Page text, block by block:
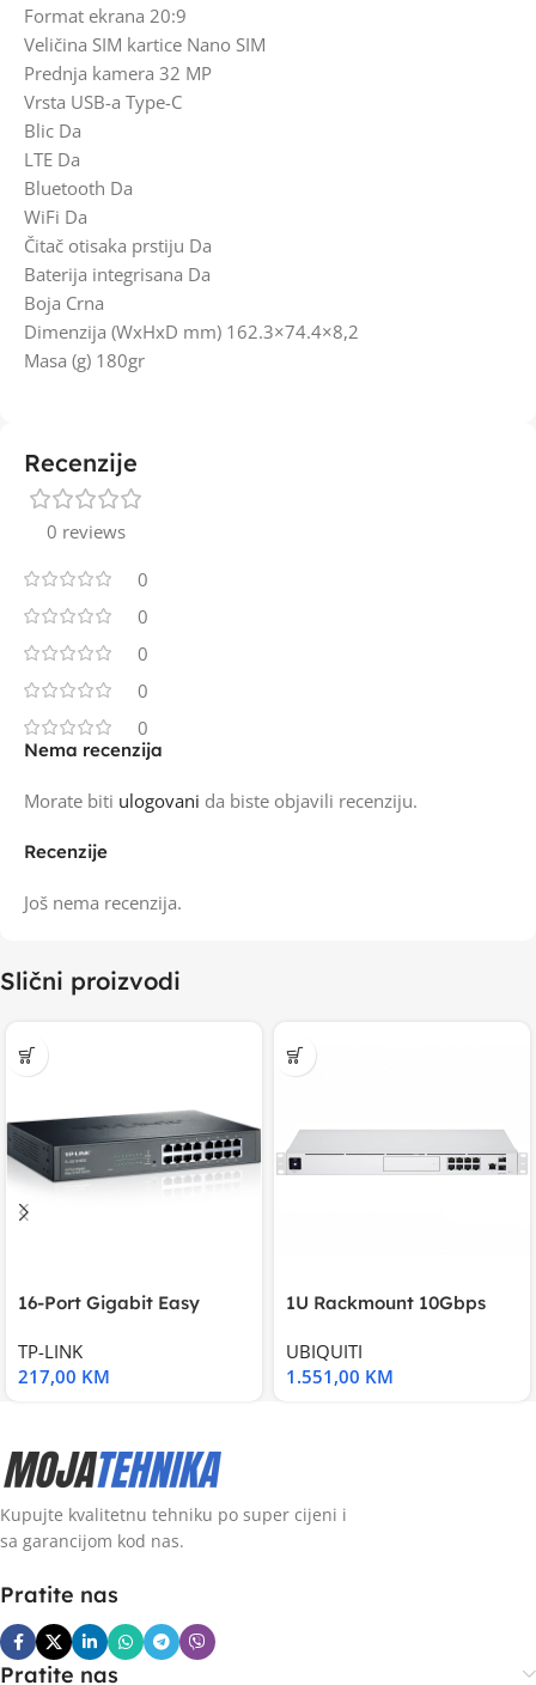
Format ekrana 20:9
Veličina SIM kartice Nano SIM
Prednja kamera 32 MP
Vrsta USB-a Type-C
Blic Da
LTE Da
Bluetooth Da
WiFi Da
Čitač otisaka prstiju Da
Baterija integrisana Da
Boja Crna
Dimenzija (WxHxD mm) 162.3×74.4×8,2
Masa (g) 180gr
Recenzije
0 reviews
0
0
0
0
0
Recenzije
Još nema recenzija.
Nema recenzija
Morate biti ulogovani da biste objavili recenziju.
Slični proizvodi
16-Port Gigabit Easy
TP-LINK
217,00 KM
1U Rackmount 10Gbps
UBIQUITI
1.551,00 KM
Kupujte kvalitetnu tehniku po super cijeni i
sa garancijom kod nas.
Pratite nas
Pratite nas